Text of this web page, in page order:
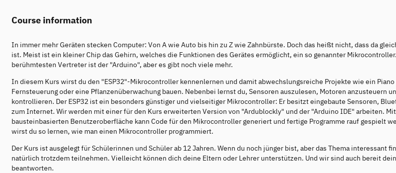
Course information
In immer mehr Geräten stecken Computer: Von A wie Auto bis hin zu Z wie Zahnbürste. Doch das heißt nicht, dass da
ist. Meist ist ein kleiner Chip das Gehirn, welches die Funktionen des Gerätes ermöglicht, ein so genannter
berühmtesten Vertreter ist der "Arduino", aber es gibt noch viele mehr.
In diesem Kurs wirst du den "ESP32"-Mikrocontroller kennenlernen und damit abwechslungsreiche Projekte wie ein
Fernsteuerung oder eine Pflanzenüberwachung bauen. Nebenbei lernst du, Sensoren auszulesen, Motoren anzusteuern
kontrollieren. Der ESP32 ist ein besonders günstiger und vielseitiger Mikrocontroller: Er besitzt eingebaute Sensoren,
zum Internet. Wir werden mit einer für den Kurs erweiterten Version von "Ardublockly" und der "Arduino IDE" arbeiten.
bausteinbasierten Benutzeroberfläche kann Code für den Mikrocontroller generiert und fertige Programme rauf gespielt
wirst du so lernen, wie man einen Mikrocontroller programmiert.
Der Kurs ist ausgelegt für Schülerinnen und Schüler ab 12 Jahren. Wenn du noch jünger bist, aber das Thema interessant
natürlich trotzdem teilnehmen. Vielleicht können dich deine Eltern oder Lehrer unterstützen. Und wir sind auch bereit
beantworten.